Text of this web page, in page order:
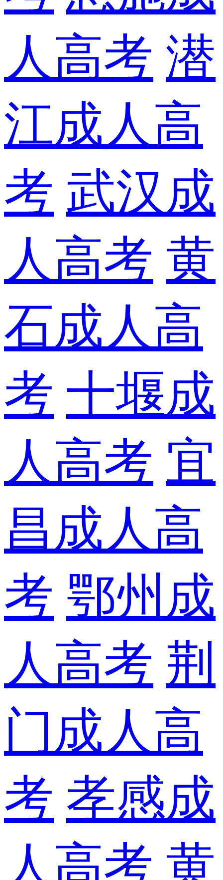
人高考 潜
江成人高
考 武汉成
人高考 黄
石成人高
考 十堰成
人高考 宜
昌成人高
考 鄂州成
人高考 荆
门成人高
考 孝感成
人高考 黄